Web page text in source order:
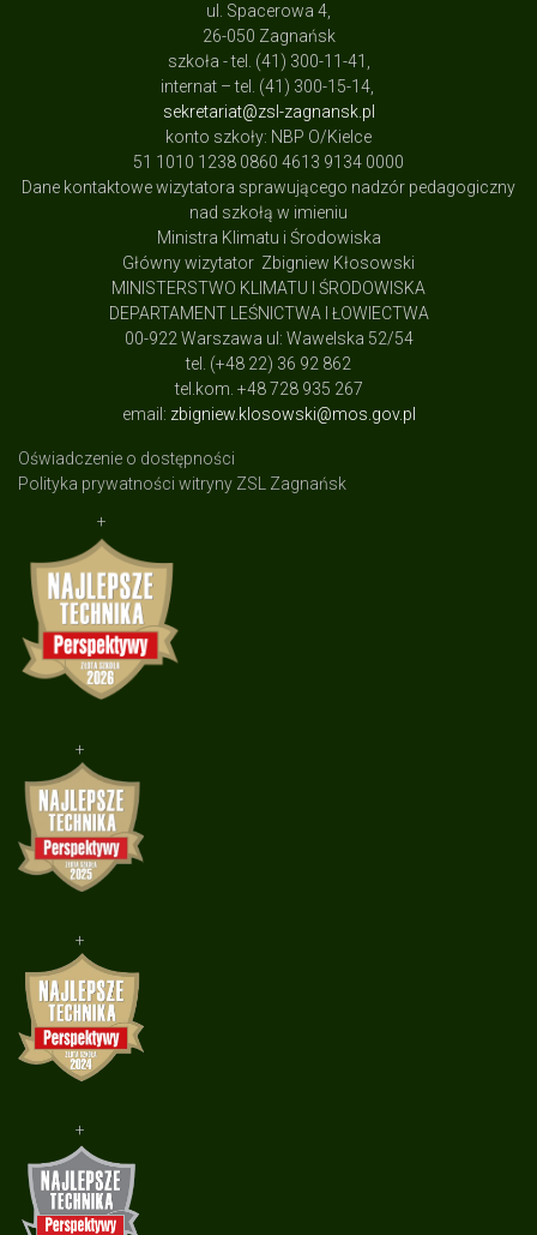
ul. Spacerowa 4,
26-050 Zagnańsk
szkoła - tel. (41) 300-11-41,
internat – tel. (41) 300-15-14,
sekretariat@zsl-zagnansk.pl
konto szkoły: NBP O/Kielce
51 1010 1238 0860 4613 9134 0000
Dane kontaktowe wizytatora sprawującego nadzór pedagogiczny
nad szkołą w imieniu
Ministra Klimatu i Środowiska
Główny wizytator Zbigniew Kłosowski
MINISTERSTWO KLIMATU I ŚRODOWISKA
DEPARTAMENT LEŚNICTWA I ŁOWIECTWA
00-922 Warszawa ul: Wawelska 52/54
tel. (+48 22) 36 92 862
tel.kom. +48 728 935 267
email: zbigniew.klosowski@mos.gov.pl
Oświadczenie o dostępności
Polityka prywatności witryny ZSL Zagnańsk
+
+
+
+